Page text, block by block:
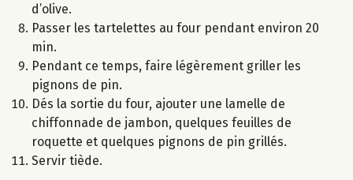
d’olive.
Passer les tartelettes au four pendant environ 20
min.
Pendant ce temps, faire légèrement griller les
pignons de pin.
Dés la sortie du four, ajouter une lamelle de
chiffonnade de jambon, quelques feuilles de
roquette et quelques pignons de pin grillés.
Servir tiède.